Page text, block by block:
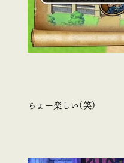
ちょー楽しい(笑)